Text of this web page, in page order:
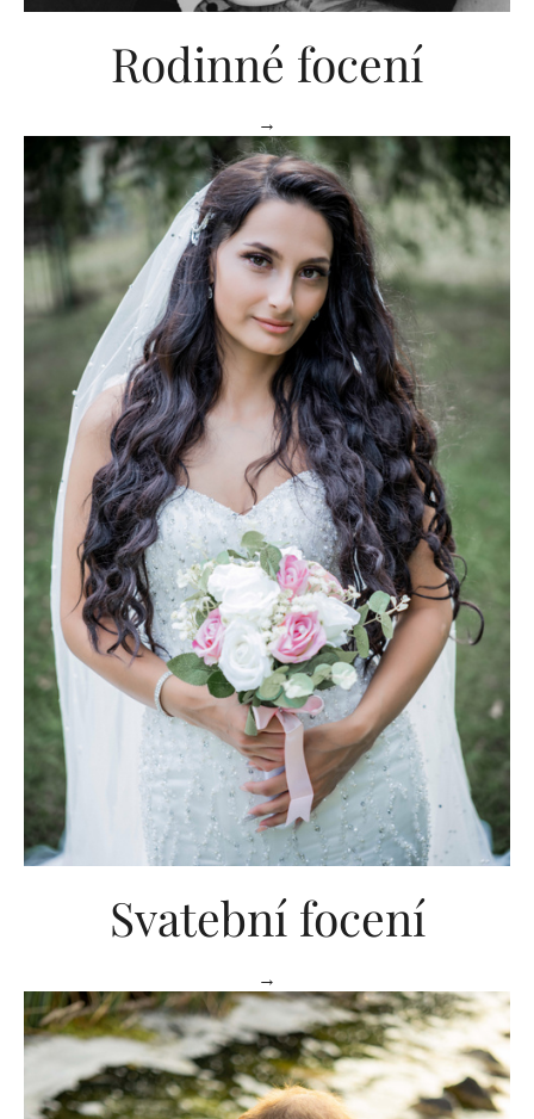
Rodinné focení
→
Svatební focení
→